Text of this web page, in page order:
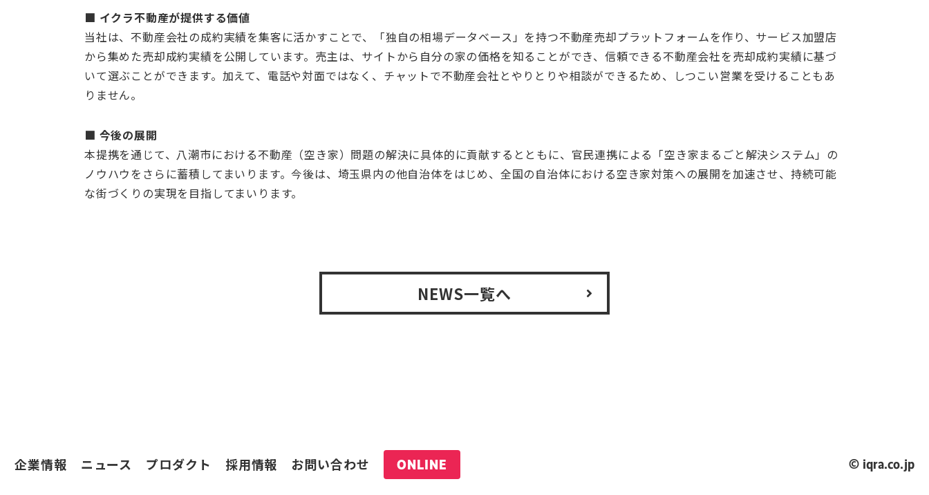
■ イクラ不動産が提供する価値
当社は、不動産会社の成約実績を集客に活かすことで、「独自の相場データベース」を持つ不動産売却プラットフォームを作り、サービス加盟店
から集めた売却成約実績を公開しています。売主は、サイトから自分の家の価格を知ることができ、信頼できる不動産会社を売却成約実績に基づ
いて選ぶことができます。加えて、電話や対面ではなく、チャットで不動産会社とやりとりや相談ができるため、しつこい営業を受けることもあ
りません。
■ 今後の展開
本提携を通じて、八潮市における不動産（空き家）問題の解決に具体的に貢献するとともに、官民連携による「空き家まるごと解決システム」の
ノウハウをさらに蓄積してまいります。今後は、埼玉県内の他自治体をはじめ、全国の自治体における空き家対策への展開を加速させ、持続可能
な街づくりの実現を目指してまいります。
NEWS一覧へ
企業情報 ニュース プロダクト 採用情報 お問い合わせ ONLINE © iqra.co.jp